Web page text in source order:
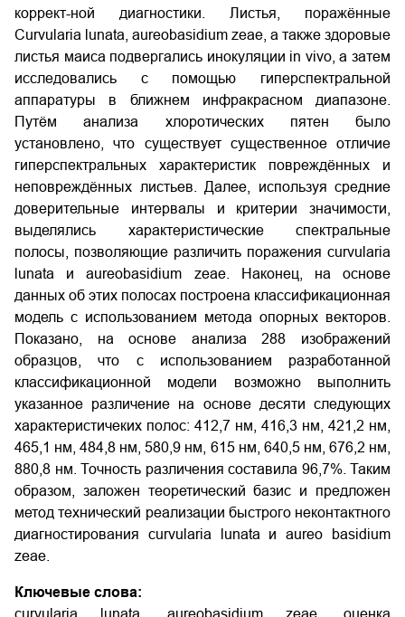
коррект-ной диагностики. Листья, поражённые
Curvularia lunata, aureobasidium zeae, а также здоровые
листья маиса подвергались инокуляции in vivo, а затем
исследовались с помощью гиперспектральной
аппаратуры в ближнем инфракрасном диапазоне.
Путём анализа хлоротических пятен было
установлено, что существует существенное отличие
гиперспектральных характеристик повреждённых и
неповреждённых листьев. Далее, используя средние
доверительные интервалы и критерии значимости,
выделялись характеристические спектральные
полосы, позволяющие различить поражения curvularia
lunata и aureobasidium zeae. Наконец, на основе
данных об этих полосах построена классификационная
модель с использованием метода опорных векторов.
Показано, на основе анализа 288 изображений
образцов, что с использованием разработанной
классификационной модели возможно выполнить
указанное различение на основе десяти следующих
характеристичеких полос: 412,7 нм, 416,3 нм, 421,2 нм,
465,1 нм, 484,8 нм, 580,9 нм, 615 нм, 640,5 нм, 676,2 нм,
880,8 нм. Точность различения составила 96,7%. Таким
образом, заложен теоретический базис и предложен
метод технический реализации быстрого неконтактного
диагностирования curvularia lunata и aureo basidium
zeae.
Ключевые слова:
curvularia lunata, aureobasidium zeae, оценка